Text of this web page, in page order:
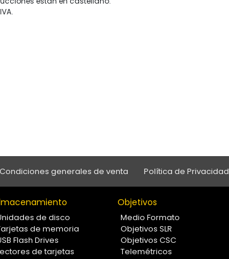
Condiciones generales de venta Política de Privacidad
de disco
de memoria
Flash Drives
de tarjetas
Objetivos
Medio Formato
Objetivos SLR
Objetivos CSC
Telemétricos